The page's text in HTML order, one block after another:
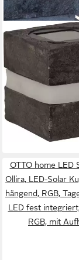
STAR TRADING
LED Solarleuchte
Dekoration
Tageslichtsensor,
integriert,
Solar-
Steinoptik,
ab 16,91 € UVP
lieferbar - in 6-8
OTTO home LED
Ollira, LED-Solar
hängend, RGB,
LED fest
RGB, mit